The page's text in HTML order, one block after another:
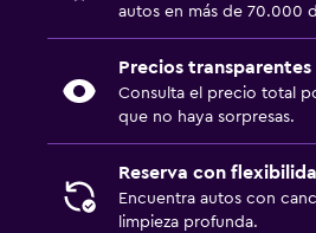
autos en más de 70.000
Precios transparentes
Consulta el precio total
que no haya sorpresas.
Reserva con
Encuentra autos con
limpieza profunda.